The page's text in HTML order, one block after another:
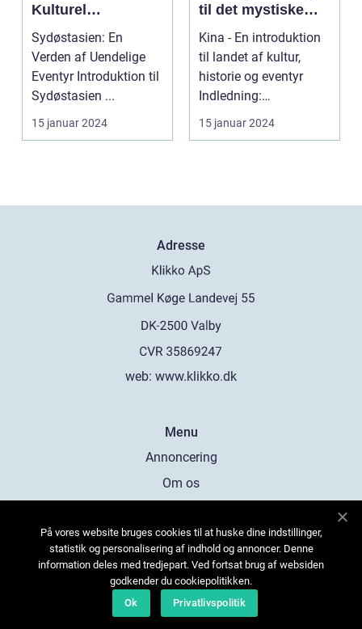
Kulturel
Mangfoldighed og
Breathtaking
Naturskønhed
Sydøstasien: En
Verden af Uendelige
Eventyr Introduktion til
Sydøstasien ...
15 januar 2024
til det mystiske
Østens vidunder
Kina - En introduktion
til landet af kultur,
historie og eventyr
Indledning:
Velkommen til en
rejse...
15 januar 2024
Adresse
web: www.klikko.dk
Menu
Annoncering
Om os
Kontakt os
Sitemap
På vores website bruges cookies til at huske dine indstillinger,
statistik og personalisering af indhold og annoncer. Denne
information deles med tredjepart. Ved fortsat brug af websiden
godkender du cookiepolitikken.
Ok
Privatlivspolitik